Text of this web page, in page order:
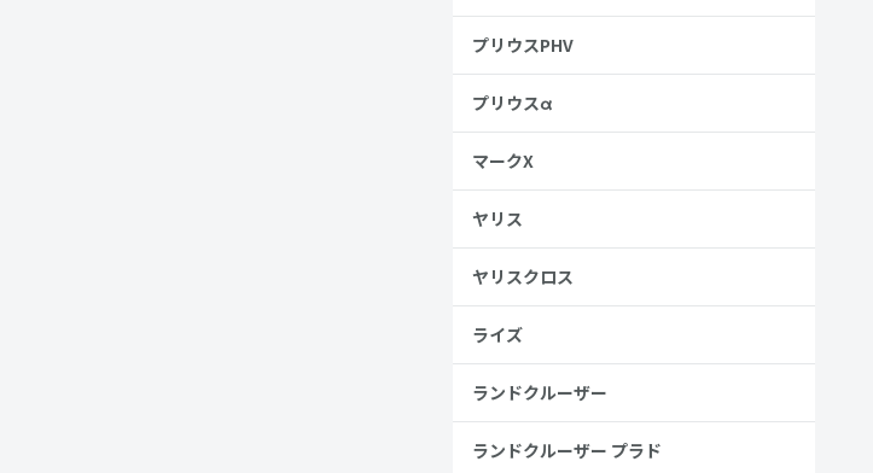
プリウスPHV
プリウスα
マークX
ヤリス
ヤリスクロス
ライズ
ランドクルーザー
ランドクルーザー プラド